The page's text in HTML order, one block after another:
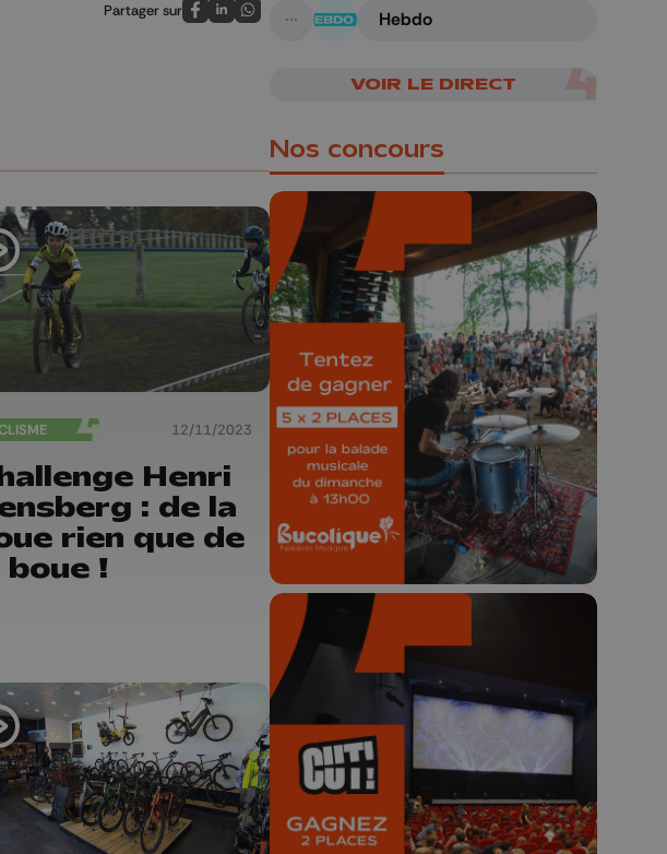
Partager sur
Partagez sur FaceBook
Partagez sur LinkedIn
Partagez sur Whatsapp
12/11/2023
Henri
: de la
rien que de
boue !
A suivre
Hebdo
VOIR LE DIRECT
Nos concours
🎁 Gagnez 5x2
places pour le
Bucolique Ferrières
Festival 🌿🎶
Concours valable jusqu'au 9 août,
23h59.
🎬 Concours CUT x
Les Grignoux ✨
Concours permanent - 2 places à
gagner chaque semaine !